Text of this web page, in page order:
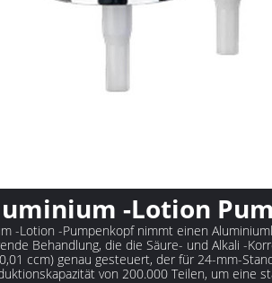
-Lotion
-Lotion -Pumpenkopf nimmt einen
Behandlung, die die Säure- und Alkali -
ccm) genau gesteuert, der für 24-mm-
von 200.000 Teilen, um eine